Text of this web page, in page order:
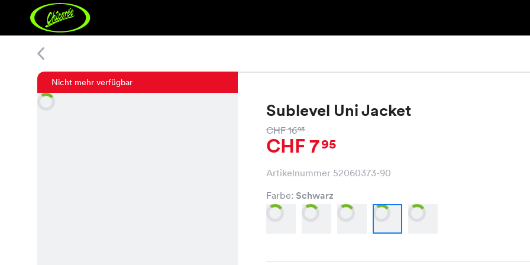
Nicht mehr verfügbar
Sublevel Uni Jacket
CHF 1695
CHF 795
Artikelnummer 52060373-90
Farbe: Schwarz